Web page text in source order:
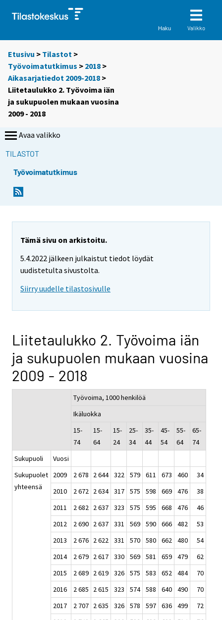
Haku Valikko
Etusivu > Tilastot >
Työvoimatutkimus > 2018 >
Aikasarjatiedot 2009-2018 >
Liitetaulukko 2. Työvoima iän
ja sukupuolen mukaan vuosina
2009 - 2018
Avaa valikko
TILASTOT
Työvoimatutkimus
Tämä sivu on arkistoitu.
5.4.2022 jälkeen julkaistut tiedot löydät
uudistetulta sivustolta.
Siirry uudelle tilastosivulle
Liitetaulukko 2. Työvoima iän
ja sukupuolen mukaan vuosina
2009 - 2018
Työvoima, 1000 henkilöä
Ikäluokka
15-
74
15-
64
15-
24
25-
34
35-
44
45-
54
55-
64
65-
74
Sukupuoli
Vuosi
Sukupuolet
yhteensä
2009 2 678 2 644 322 579 611 673 460
34
2010
2 672 2 634 317 575 598 669 476
38
2011
2 682 2 637 323 575 595 668 476
46
2012
2 690 2 637 331 569 590 666 482
53
2013
2 676 2 622 331 570 580 662 480
54
2014
2 679 2 617 330 569 581 659 479
62
2015
2 689 2 619 326 575 583 652 484
70
2016
2 685 2 615 323 574 588 640 490
70
2017
2 707 2 635 326 578 597 636 499
72